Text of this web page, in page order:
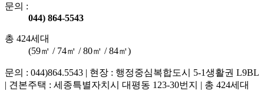
문의 :
044) 864-5543
총 424세대
(59㎡ / 74㎡ / 80㎡ / 84㎡)
문의 : 044)864.5543 | 현장 : 행정중심복합도시 5-1생활권 L9BL
| 견본주택 : 세종특별자치시 대평동 123-30번지 | 총 424세대